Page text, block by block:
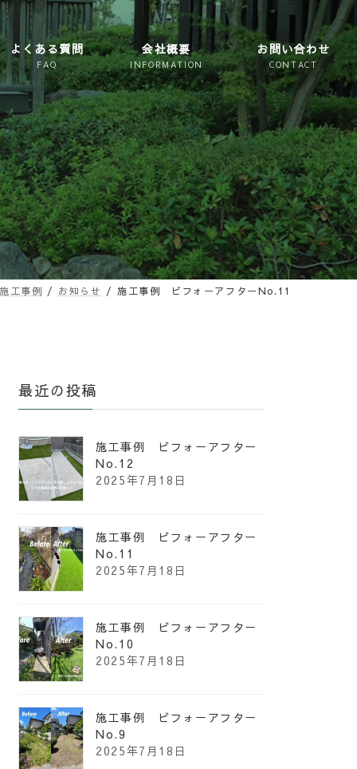
よくある質問 会社概要 お問い合わせ
工事例 お知らせ 施工事例 ビフォーアフターNo.11
最近の投稿
施工事例 ビフォーアフター
No.12
2025年7月18日
施工事例 ビフォーアフター
No.11
2025年7月18日
施工事例 ビフォーアフター
No.10
2025年7月18日
施工事例 ビフォーアフター
No.9
2025年7月18日